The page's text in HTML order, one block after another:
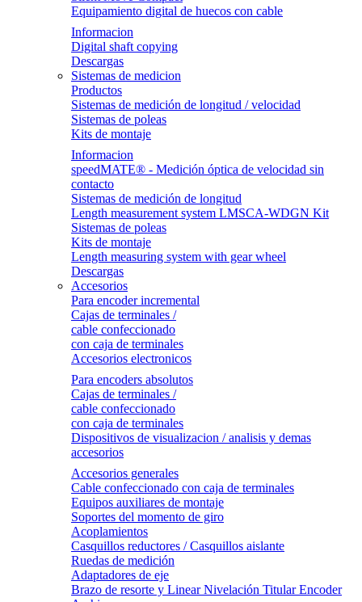
Equipamiento digital de huecos con cable
Informacion
Digital shaft copying
Descargas
Sistemas de medicion
Productos
Sistemas de medición de longitud / velocidad
Sistemas de poleas
Kits de montaje
Informacion
speedMATE® - Medición óptica de velocidad sin
contacto
Sistemas de medición de longitud
Length measurement system LMSCA-WDGN Kit
Sistemas de poleas
Kits de montaje
Length measuring system with gear wheel
Descargas
Accesorios
Para encoder incremental
Cajas de terminales /
cable confeccionado
con caja de terminales
Accesorios electronicos
Para encoders absolutos
Cajas de terminales /
cable confeccionado
con caja de terminales
Dispositivos de visualizacion / analisis y demas
accesorios
Accesorios generales
Cable confeccionado con caja de terminales
Equipos auxiliares de montaje
Soportes del momento de giro
Acoplamientos
Casquillos reductores / Casquillos aislante
Ruedas de medición
Adaptadores de eje
Brazo de resorte y Linear Nivelación Titular Encoder